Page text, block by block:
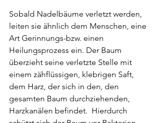
Sobald Nadelbäume verletzt werden,
leiten sie ähnlich dem Menschen, eine
Art Gerinnungs-bzw. einen
Heilungsprozess ein. Der Baum
überzieht seine verletzte Stelle mit
einem zähflüssigen, klebrigen Saft,
dem Harz, der sich in den, den
gesamten Baum durchziehenden,
Harzkanälen befindet.  Hierdurch